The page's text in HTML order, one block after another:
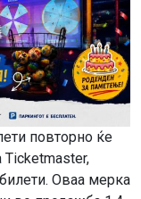
повторно ќе
Ticketmaster,
Оваа мерка